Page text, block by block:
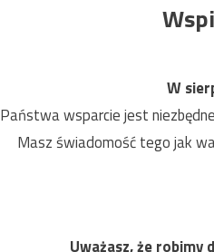
W
Państwa wsparcie jest
Masz świadomość tego jak
Uważasz, że robimy